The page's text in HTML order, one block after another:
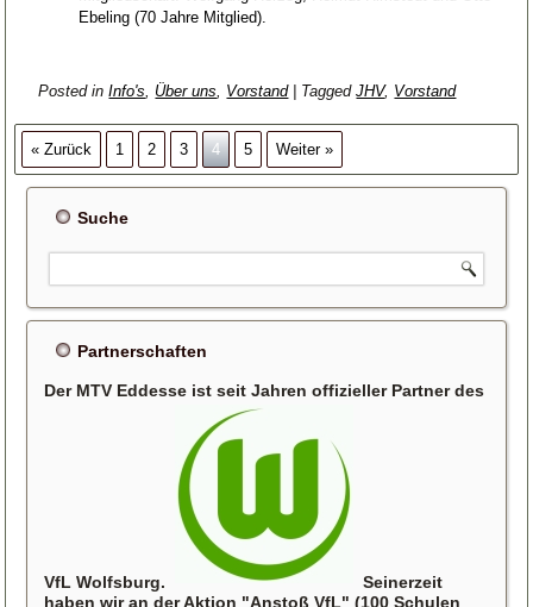
Ebeling (70 Jahre Mitglied).
Posted in Info's Über uns Vorstand| Tagged JHV, Vorstand
« Zurück 1 2 3 4 5 Weiter »
Suche
Partnerschaften
Der MTV Eddesse ist seit Jahren offizieller Partner des
VfL Wolfsburg.
Seinerzeit
haben wir an der Aktion "Anstoß VfL" (100 Schulen